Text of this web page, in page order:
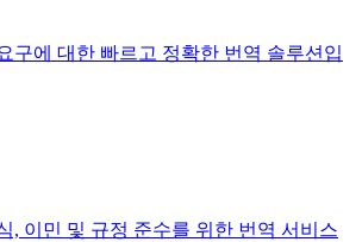
구에 대한 빠르고 정확한 번역 솔루션입
, 이민 및 규정 준수를 위한 번역 서비스